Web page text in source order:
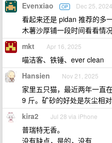
Evenxiao OP Dec 25, 2024
看起来还是 pidan 推荐的多
木薯沙厚铺一段时间看看情
mkt Apr 16, 2025
喵洁客、铁锤、ever clean
Hansien Nov 21, 2025
家里五只猫，最近两年一直
9 斤。矿砂的好处是灰尘相对
kira2 Jul 28 via iPhone
普瑞特无香。
没有缺点，是的，没有